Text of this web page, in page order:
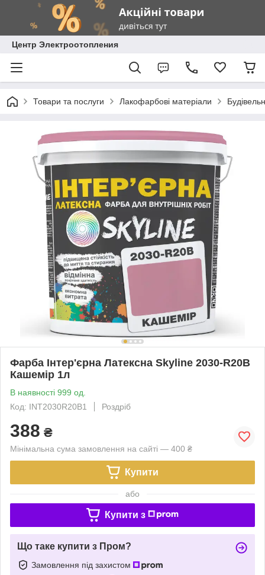
Центр Электроотопления
Товари та послуги Лакофарбові матеріали
Фарба Інтер'єрна Латексна Skyline 2030-R20B
Кашемір 1л
В наявності 999 од.
Код: INT2030R20B1
Роздріб
388 ₴
Мінімальна сума замовлення на сайті — 400 ₴
Купити
або
Купити з
Що таке купити з Пром?
Замовлення під захистом